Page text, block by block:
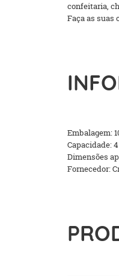
confeitaria,
Faça as suas
Embalagem:
Capacidade:
Dimensões
Fornecedor: